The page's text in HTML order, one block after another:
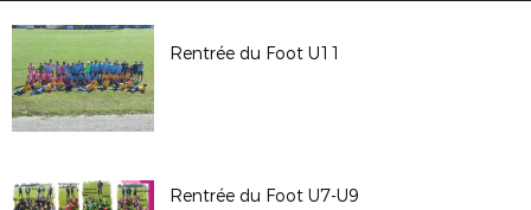
Rentrée du Foot U11
Rentrée du Foot U7-U9